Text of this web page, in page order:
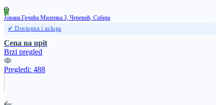
Јована Грчића Миленка 3, Черевић, Србија
✔ Dostupna i usluga
Cena na upit
Brzi pregled
Pregledi: 488